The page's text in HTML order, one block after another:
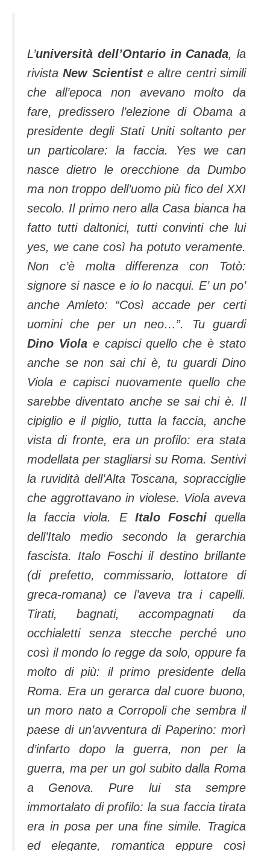
L’università dell’Ontario in Canada, la
rivista New Scientist e altre centri simili
che all’epoca non avevano molto da
fare, predissero l’elezione di Obama a
presidente degli Stati Uniti soltanto per
un particolare: la faccia. Yes we can
nasce dietro le orecchione da Dumbo
ma non troppo dell’uomo più fico del XXI
secolo. Il primo nero alla Casa bianca ha
fatto tutti daltonici, tutti convinti che lui
yes, we cane così ha potuto veramente.
Non c’è molta differenza con Totò:
signore si nasce e io lo nacqui. E’ un po’
anche Amleto: “Così accade per certi
uomini che per un neo…”. Tu guardi
Dino Viola e capisci quello che è stato
anche se non sai chi è, tu guardi Dino
Viola e capisci nuovamente quello che
sarebbe diventato anche se sai chi è. Il
cipiglio e il piglio, tutta la faccia, anche
vista di fronte, era un profilo: era stata
modellata per stagliarsi su Roma. Sentivi
la ruvidità dell’Alta Toscana, sopracciglie
che aggrottavano in violese. Viola aveva
la faccia viola. E Italo Foschiquella
dell’Italo medio secondo la gerarchia
fascista. Italo Foschi il destino brillante
(di prefetto, commissario, lottatore di
greca-romana) ce l’aveva tra i capelli.
Tirati, bagnati, accompagnati da
occhialetti senza stecche perché uno
così il mondo lo regge da solo, oppure fa
molto di più: il primo presidente della
Roma. Era un gerarca dal cuore buono,
un moro nato a Corropoli che sembra il
paese di un’avventura di Paperino: morì
d’infarto dopo la guerra, non per la
guerra, ma per un gol subito dalla Roma
a Genova. Pure lui sta sempre
immortalato di profilo: la sua faccia tirata
era in posa per una fine simile. Tragica
ed elegante, romantica eppure così